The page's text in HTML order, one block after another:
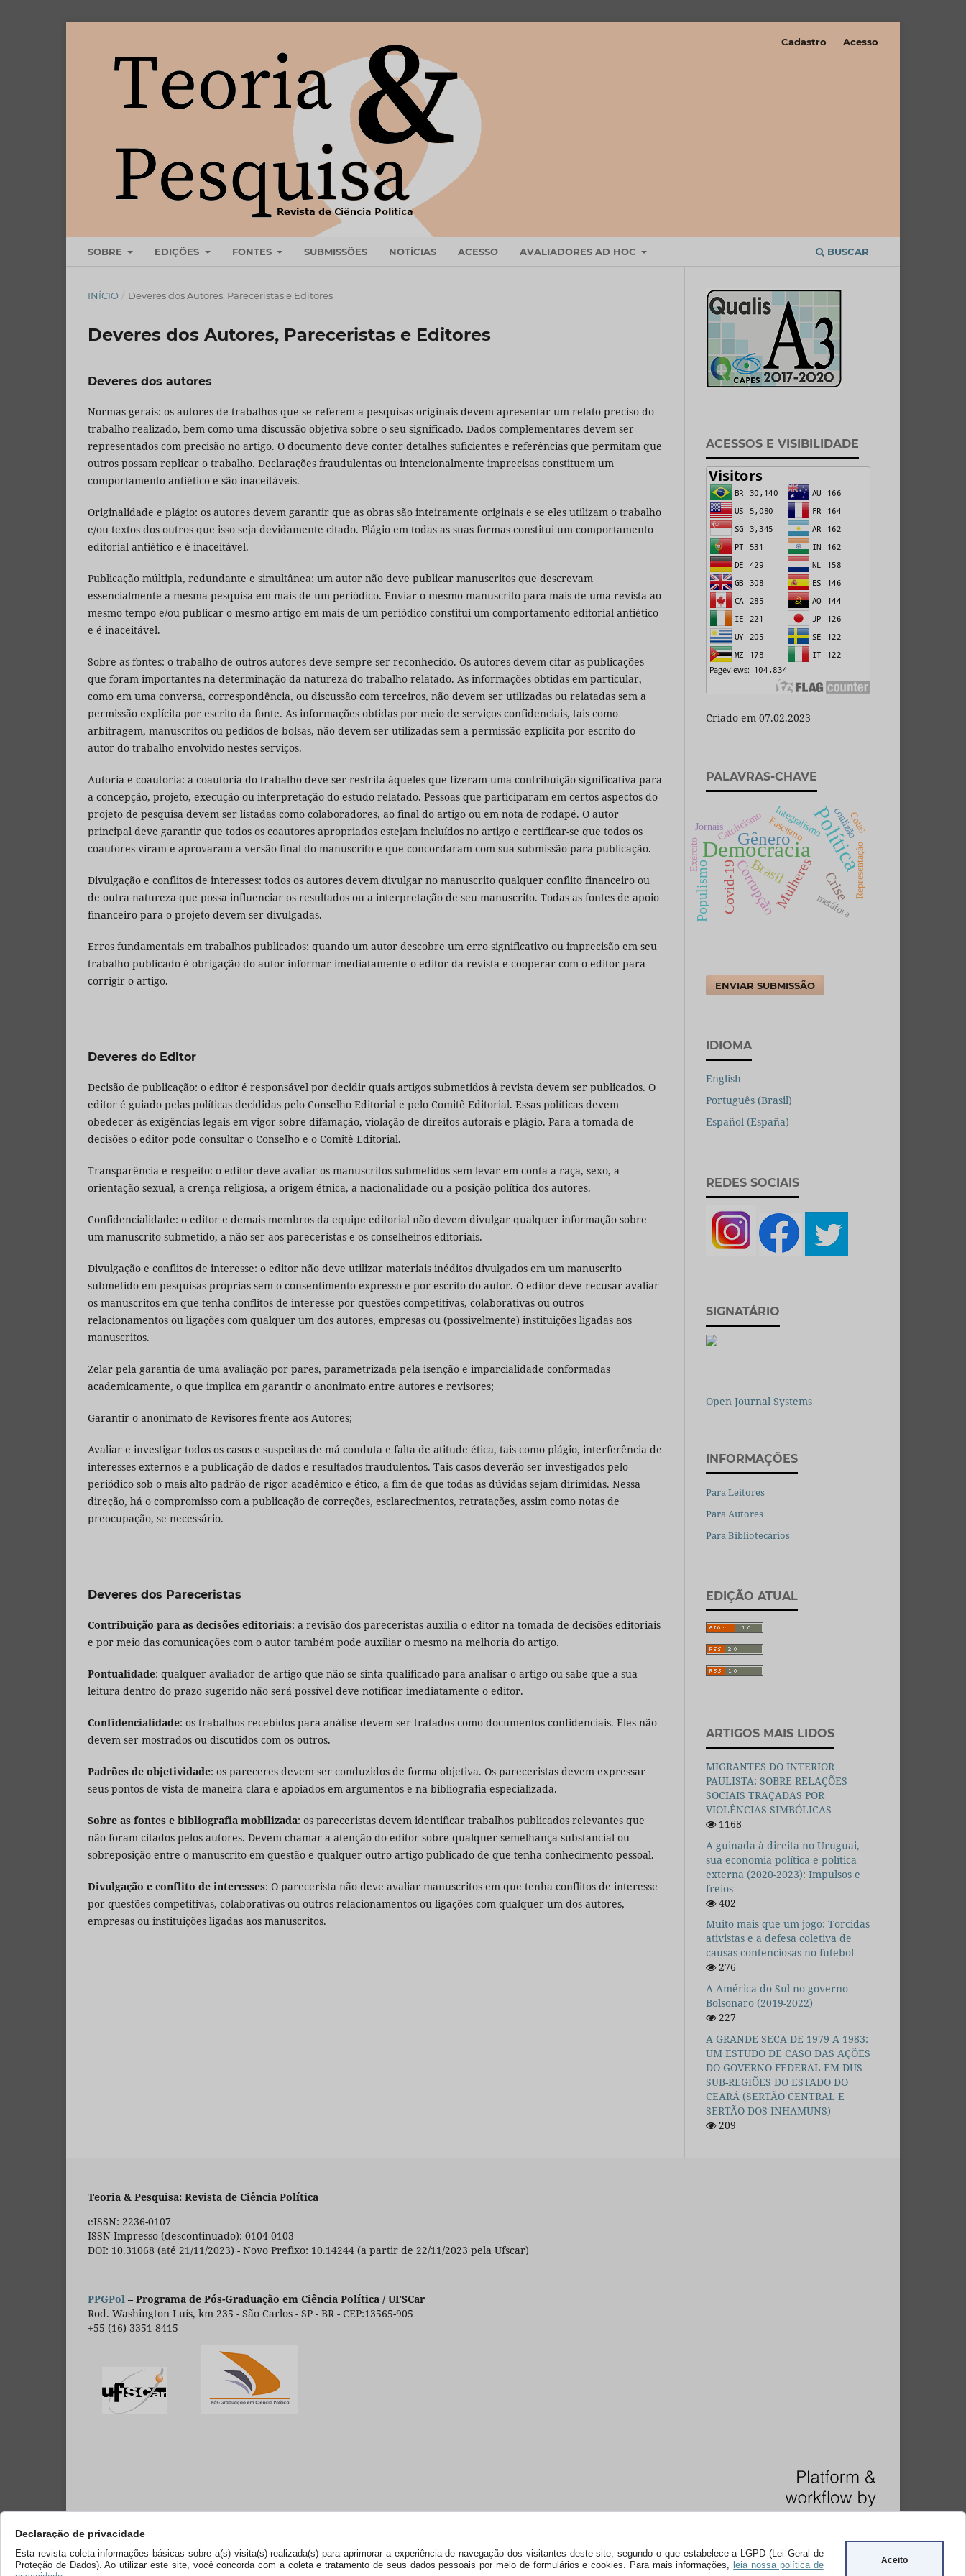
Declaração de privacidade
Esta revista coleta informações básicas sobre a(s) visita(s) realizada(s) para aprimorar a experiência de navegação dos visitantes deste site, segundo o que estabelece a LGPD (Lei Geral de
Proteção de Dados). Ao utilizar este site, você concorda com a coleta e tratamento de seus dados pessoais por meio de formulários e cookies. Para mais informações, leia nossa política de
Aceito
SOBRE EDIÇÕES FONTES SUBMISSÕES NOTÍCIAS ACESSO AVALIADORES AD HOC BUSCAR
Cadastro Acesso
INÍCIO / Deveres dos Autores, Pareceristas e Editores
Deveres dos Autores, Pareceristas e Editores
Deveres dos autores
Normas gerais: os autores de trabalhos que se referem a pesquisas originais devem apresentar um relato preciso do
trabalho realizado, bem como uma discussão objetiva sobre o seu significado. Dados complementares devem ser
representados com precisão no artigo. O documento deve conter detalhes suficientes e referências que permitam que
outros possam replicar o trabalho. Declarações fraudulentas ou intencionalmente imprecisas constituem um
comportamento antiético e são inaceitáveis.
Originalidade e plágio: os autores devem garantir que as obras são inteiramente originais e se eles utilizam o trabalho
e/ou textos dos outros que isso seja devidamente citado. Plágio em todas as suas formas constitui um comportamento
editorial antiético e é inaceitável.
Publicação múltipla, redundante e simultânea: um autor não deve publicar manuscritos que descrevam
essencialmente a mesma pesquisa em mais de um periódico. Enviar o mesmo manuscrito para mais de uma revista ao
mesmo tempo e/ou publicar o mesmo artigo em mais de um periódico constitui um comportamento editorial antiético
e é inaceitável.
Sobre as fontes: o trabalho de outros autores deve sempre ser reconhecido. Os autores devem citar as publicações
que foram importantes na determinação da natureza do trabalho relatado. As informações obtidas em particular,
como em uma conversa, correspondência, ou discussão com terceiros, não devem ser utilizadas ou relatadas sem a
permissão explícita por escrito da fonte. As informações obtidas por meio de serviços confidenciais, tais como
arbitragem, manuscritos ou pedidos de bolsas, não devem ser utilizadas sem a permissão explícita por escrito do
autor do trabalho envolvido nestes serviços.
Autoria e coautoria: a coautoria do trabalho deve ser restrita àqueles que fizeram uma contribuição significativa para
a concepção, projeto, execução ou interpretação do estudo relatado. Pessoas que participaram em certos aspectos do
projeto de pesquisa devem ser listadas como colaboradores, ao final do artigo ou em nota de rodapé. O autor
principal deve garantir que todos os coautores apropriados estejam incluídos no artigo e certificar-se que todos os
coautores viram e aprovaram a versão final do manuscrito e que concordaram com sua submissão para publicação.
Divulgação e conflitos de interesses: todos os autores devem divulgar no manuscrito qualquer conflito financeiro ou
de outra natureza que possa influenciar os resultados ou a interpretação de seu manuscrito. Todas as fontes de apoio
financeiro para o projeto devem ser divulgadas.
Erros fundamentais em trabalhos publicados: quando um autor descobre um erro significativo ou imprecisão em seu
trabalho publicado é obrigação do autor informar imediatamente o editor da revista e cooperar com o editor para
corrigir o artigo.
Deveres do Editor
Decisão de publicação: o editor é responsável por decidir quais artigos submetidos à revista devem ser publicados. O
editor é guiado pelas políticas decididas pelo Conselho Editorial e pelo Comitê Editorial. Essas políticas devem
obedecer às exigências legais em vigor sobre difamação, violação de direitos autorais e plágio. Para a tomada de
decisões o editor pode consultar o Conselho e o Comitê Editorial.
Transparência e respeito: o editor deve avaliar os manuscritos submetidos sem levar em conta a raça, sexo, a
orientação sexual, a crença religiosa, a origem étnica, a nacionalidade ou a posição política dos autores.
Confidencialidade: o editor e demais membros da equipe editorial não devem divulgar qualquer informação sobre
um manuscrito submetido, a não ser aos pareceristas e os conselheiros editoriais.
Divulgação e conflitos de interesse: o editor não deve utilizar materiais inéditos divulgados em um manuscrito
submetido em pesquisas próprias sem o consentimento expresso e por escrito do autor. O editor deve recusar avaliar
os manuscritos em que tenha conflitos de interesse por questões competitivas, colaborativas ou outros
relacionamentos ou ligações com qualquer um dos autores, empresas ou (possivelmente) instituições ligadas aos
manuscritos.
Zelar pela garantia de uma avaliação por pares, parametrizada pela isenção e imparcialidade conformadas
academicamente, o que implica em garantir o anonimato entre autores e revisores;
Garantir o anonimato de Revisores frente aos Autores;
Avaliar e investigar todos os casos e suspeitas de má conduta e falta de atitude ética, tais como plágio, interferência de
interesses externos e a publicação de dados e resultados fraudulentos. Tais casos deverão ser investigados pelo
periódico sob o mais alto padrão de rigor acadêmico e ético, a fim de que todas as dúvidas sejam dirimidas. Nessa
direção, há o compromisso com a publicação de correções, esclarecimentos, retratações, assim como notas de
preocupação, se necessário.
Deveres dos Pareceristas
Contribuição para as decisões editoriais: a revisão dos pareceristas auxilia o editor na tomada de decisões editoriais
e por meio das comunicações com o autor também pode auxiliar o mesmo na melhoria do artigo.
Pontualidade: qualquer avaliador de artigo que não se sinta qualificado para analisar o artigo ou sabe que a sua
leitura dentro do prazo sugerido não será possível deve notificar imediatamente o editor.
Confidencialidade: os trabalhos recebidos para análise devem ser tratados como documentos confidenciais. Eles não
devem ser mostrados ou discutidos com os outros.
Padrões de objetividade: os pareceres devem ser conduzidos de forma objetiva. Os pareceristas devem expressar
seus pontos de vista de maneira clara e apoiados em argumentos e na bibliografia especializada.
Sobre as fontes e bibliografia mobilizada: os pareceristas devem identificar trabalhos publicados relevantes que
não foram citados pelos autores. Devem chamar a atenção do editor sobre qualquer semelhança substancial ou
sobreposição entre o manuscrito em questão e qualquer outro artigo publicado de que tenha conhecimento pessoal.
Divulgação e conflito de interesses: O parecerista não deve avaliar manuscritos em que tenha conflitos de interesse
por questões competitivas, colaborativas ou outros relacionamentos ou ligações com qualquer um dos autores,
empresas ou instituições ligadas aos manuscritos.
ACESSOS E VISIBILIDADE
Criado em 07.02.2023
PALAVRAS-CHAVE
DemocraciaPolítica
Gênero
Mulheres Crise
Corrupção
Brasil
Covid-19
Populismo Representação
Catolicismo
metáfora
Fascismo
Integralismo coalizão
Cotas
Jornais
Exército
ENVIAR SUBMISSÃO
IDIOMA
English
Português (Brasil)
Español (España)
REDES SOCIAIS
SIGNATÁRIO
Open Journal Systems
INFORMAÇÕES
Para Leitores
Para Autores
Para Bibliotecários
EDIÇÃO ATUAL
ARTIGOS MAIS LIDOS
MIGRANTES DO INTERIOR
PAULISTA: SOBRE RELAÇÕES
SOCIAIS TRAÇADAS POR
VIOLÊNCIAS SIMBÓLICAS
1168
A guinada à direita no Uruguai,
sua economia política e política
externa (2020-2023): Impulsos e
freios
402
Muito mais que um jogo: Torcidas
ativistas e a defesa coletiva de
causas contenciosas no futebol
276
A América do Sul no governo
Bolsonaro (2019-2022)
227
A GRANDE SECA DE 1979 A 1983:
UM ESTUDO DE CASO DAS AÇÕES
DO GOVERNO FEDERAL EM DUS
SUB-REGIÕES DO ESTADO DO
CEARÁ (SERTÃO CENTRAL E
SERTÃO DOS INHAMUNS)
209
Teoria & Pesquisa: Revista de Ciência Política
eISSN: 2236-0107
ISSN Impresso (descontinuado): 0104-0103
DOI: 10.31068 (até 21/11/2023) - Novo Prefixo: 10.14244 (a partir de 22/11/2023 pela Ufscar)
PPGPol – Programa de Pós-Graduação em Ciência Política / UFSCar
Rod. Washington Luís, km 235 - São Carlos - SP - BR - CEP:13565-905
+55 (16) 3351-8415